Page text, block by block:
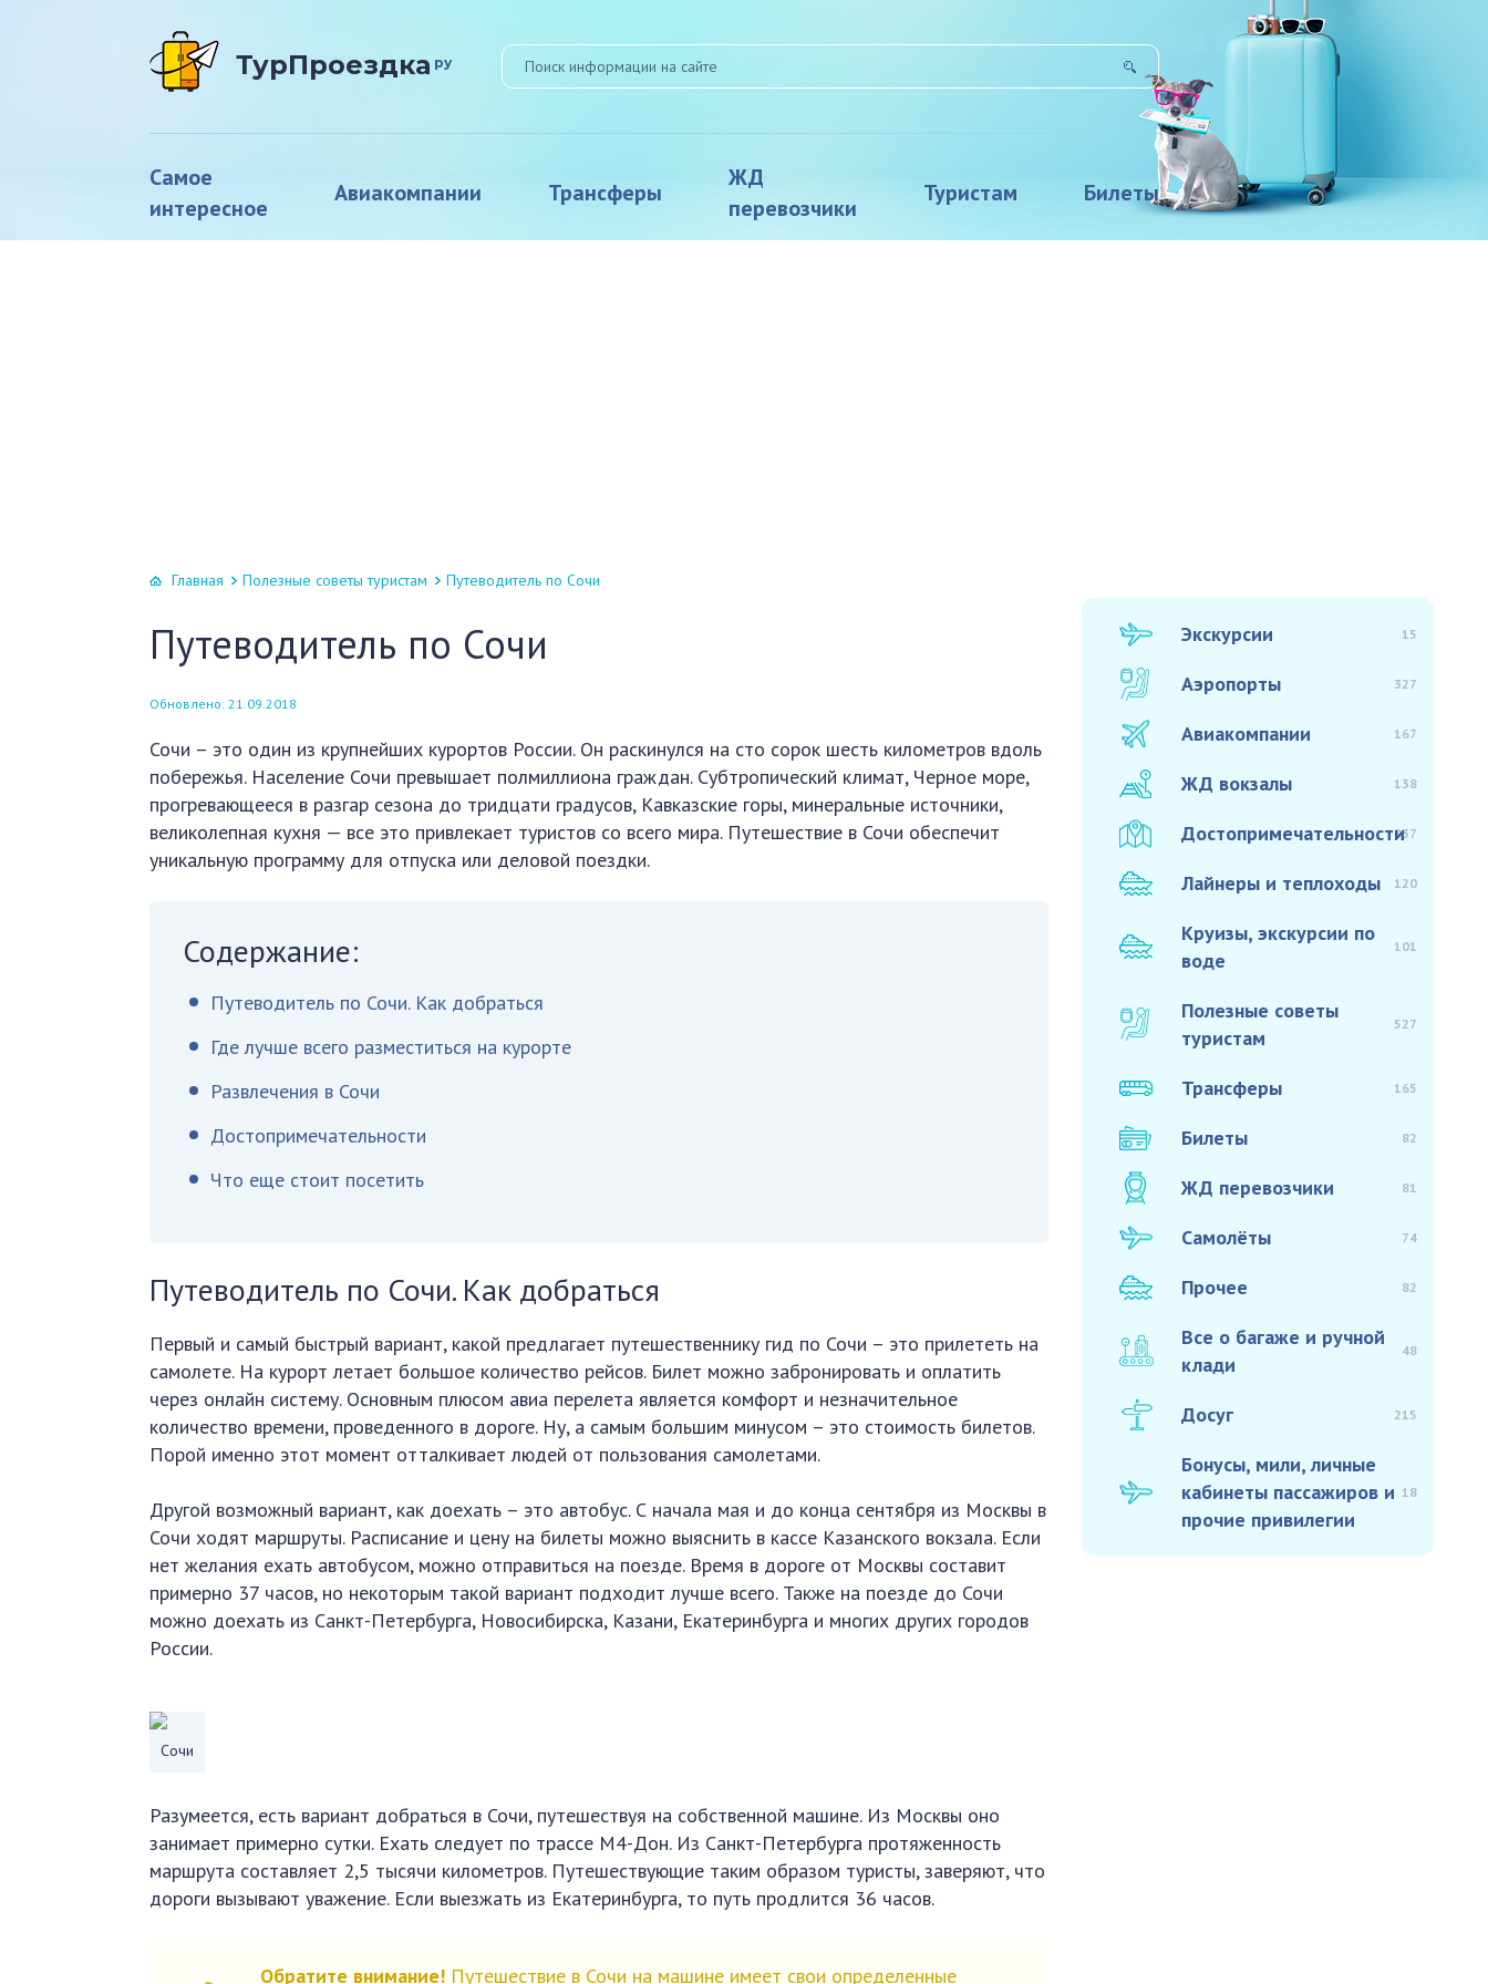
ТурПроездка ру
Самое
интересное
Авиакомпании Трансферы
ЖД
перевозчики
Туристам Билеты
Главная Полезные советы туристам Путеводитель по Сочи
Путеводитель по Сочи
Обновлено: 21.09.2018
Сочи – это один из крупнейших курортов России. Он раскинулся на сто сорок шесть километров вдоль
побережья. Население Сочи превышает полмиллиона граждан. Субтропический климат, Черное море,
прогревающееся в разгар сезона до тридцати градусов, Кавказские горы, минеральные источники,
великолепная кухня — все это привлекает туристов со всего мира. Путешествие в Сочи обеспечит
уникальную программу для отпуска или деловой поездки.
Содержание:
Путеводитель по Сочи. Как добраться
Где лучше всего разместиться на курорте
Развлечения в Сочи
Достопримечательности
Что еще стоит посетить
Путеводитель по Сочи. Как добраться
Первый и самый быстрый вариант, какой предлагает путешественнику гид по Сочи – это прилететь на
самолете. На курорт летает большое количество рейсов. Билет можно забронировать и оплатить
через онлайн систему. Основным плюсом авиа перелета является комфорт и незначительное
количество времени, проведенного в дороге. Ну, а самым большим минусом – это стоимость билетов.
Порой именно этот момент отталкивает людей от пользования самолетами.
Другой возможный вариант, как доехать – это автобус. С начала мая и до конца сентября из Москвы в
Сочи ходят маршруты. Расписание и цену на билеты можно выяснить в кассе Казанского вокзала. Если
нет желания ехать автобусом, можно отправиться на поезде. Время в дороге от Москвы составит
примерно 37 часов, но некоторым такой вариант подходит лучше всего. Также на поезде до Сочи
можно доехать из Санкт-Петербурга, Новосибирска, Казани, Екатеринбурга и многих других городов
России.
Сочи
Разумеется, есть вариант добраться в Сочи, путешествуя на собственной машине. Из Москвы оно
занимает примерно сутки. Ехать следует по трассе М4-Дон. Из Санкт-Петербурга протяженность
маршрута составляет 2,5 тысячи километров. Путешествующие таким образом туристы, заверяют, что
дороги вызывают уважение. Если выезжать из Екатеринбурга, то путь продлится 36 часов.
Обратите внимание! Путешествие в Сочи на машине имеет свои определенные
Экскурсии 15
Аэропорты 327
Авиакомпании 167
ЖД вокзалы 138
Достопримечательности937
Лайнеры и теплоходы 120
Круизы, экскурсии по
воде
101
Полезные советы
туристам
527
Трансферы 165
Билеты 82
ЖД перевозчики 81
Самолёты 74
Прочее 82
Все о багаже и ручной
клади
48
Досуг 215
Бонусы, мили, личные
кабинеты пассажиров и
прочие привилегии
18